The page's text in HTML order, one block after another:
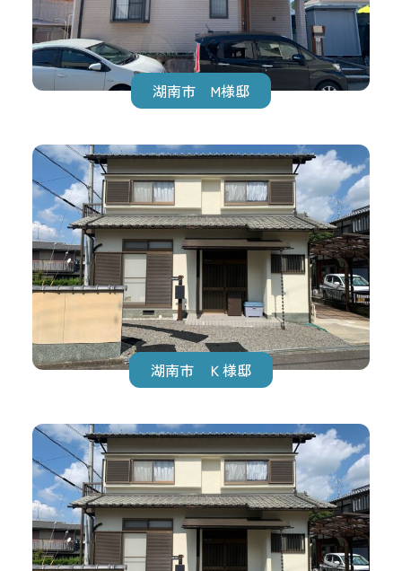
湖南市 М様邸
湖南市 Ｋ様邸